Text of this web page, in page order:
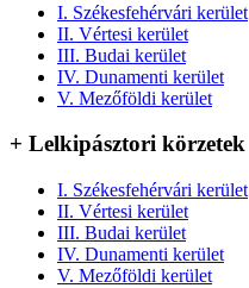
I. Székesfehérvári kerület
II. Vértesi kerület
III. Budai kerület
IV. Dunamenti kerület
V. Mezőföldi kerület
+ Lelkipásztori körzetek
I. Székesfehérvári kerület
II. Vértesi kerület
III. Budai kerület
IV. Dunamenti kerület
V. Mezőföldi kerület